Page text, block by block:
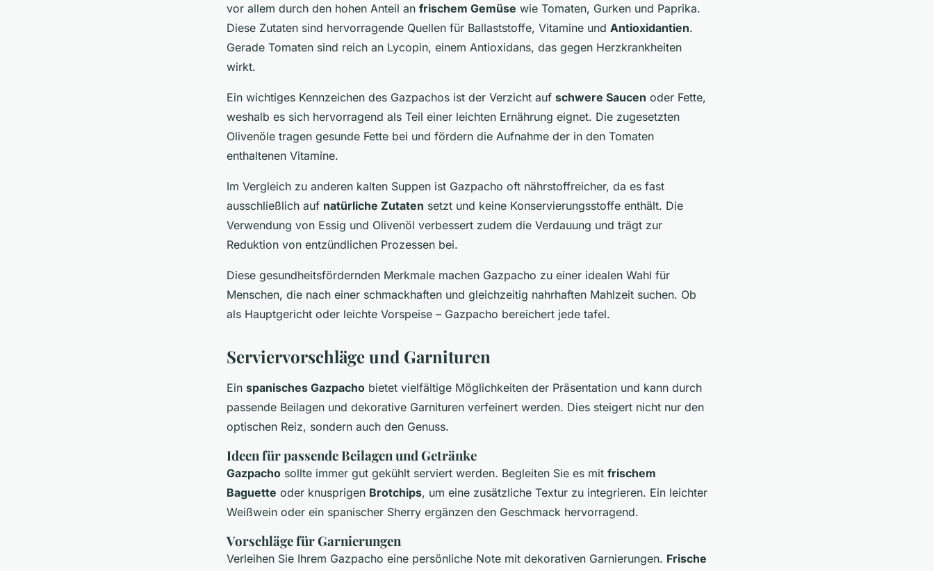
vor allem durch den hohen Anteil an frischem Gemüse wie Tomaten, Gurken und Paprika.
Diese Zutaten sind hervorragende Quellen für Ballaststoffe, Vitamine und Antioxidantien.
Gerade Tomaten sind reich an Lycopin, einem Antioxidans, das gegen Herzkrankheiten
wirkt.
Ein wichtiges Kennzeichen des Gazpachos ist der Verzicht auf schwere Saucen oder Fette,
weshalb es sich hervorragend als Teil einer leichten Ernährung eignet. Die zugesetzten
Olivenöle tragen gesunde Fette bei und fördern die Aufnahme der in den Tomaten
enthaltenen Vitamine.
Im Vergleich zu anderen kalten Suppen ist Gazpacho oft nährstoffreicher, da es fast
ausschließlich auf natürliche Zutaten setzt und keine Konservierungsstoffe enthält. Die
Verwendung von Essig und Olivenöl verbessert zudem die Verdauung und trägt zur
Reduktion von entzündlichen Prozessen bei.
Diese gesundheitsfördernden Merkmale machen Gazpacho zu einer idealen Wahl für
Menschen, die nach einer schmackhaften und gleichzeitig nahrhaften Mahlzeit suchen. Ob
als Hauptgericht oder leichte Vorspeise – Gazpacho bereichert jede tafel.
Serviervorschläge und Garnituren
Ein spanisches Gazpacho bietet vielfältige Möglichkeiten der Präsentation und kann durch
passende Beilagen und dekorative Garnituren verfeinert werden. Dies steigert nicht nur den
optischen Reiz, sondern auch den Genuss.
Ideen für passende Beilagen und Getränke
Gazpacho sollte immer gut gekühlt serviert werden. Begleiten Sie es mit frischem
Baguette oder knusprigen Brotchips, um eine zusätzliche Textur zu integrieren. Ein leichter
Weißwein oder ein spanischer Sherry ergänzen den Geschmack hervorragend.
Vorschläge für Garnierungen
Verleihen Sie Ihrem Gazpacho eine persönliche Note mit dekorativen Garnierungen. Frische